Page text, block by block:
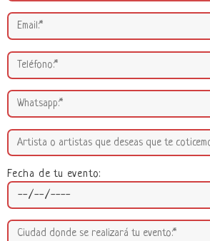
Fecha de tu evento: